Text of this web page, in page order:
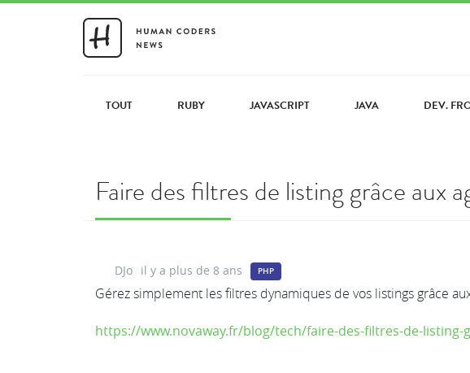
TOUT RUBY JAVASCRIPT JAVA DEV.
Faire des filtres de listing grâce aux
DJo il y a plus de 8 ans PHP
Gérez simplement les filtres dynamiques de vos listings grâce
https://www.novaway.fr/blog/tech/faire-des-filtres-de-listing-